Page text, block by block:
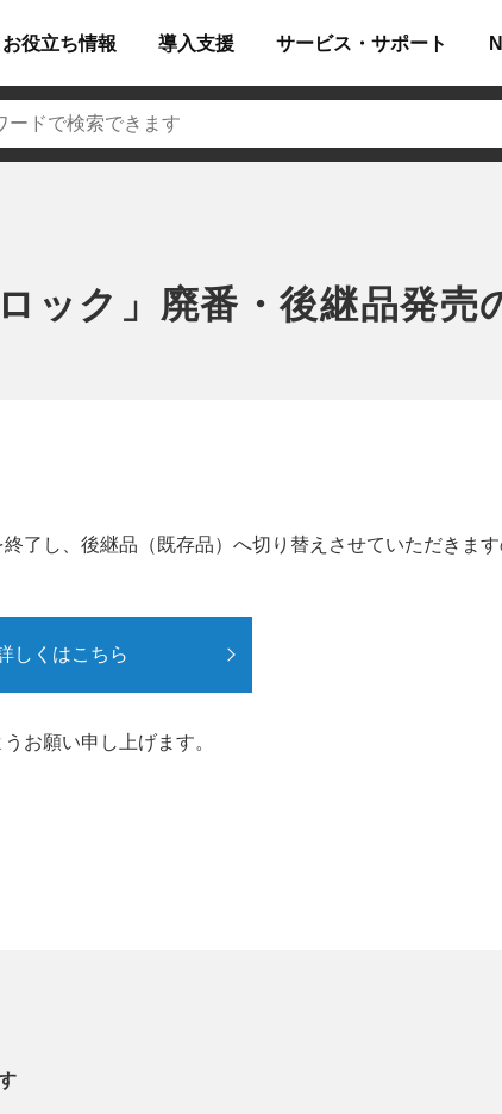
お役立ち情報 導入支援 サービス・ サポート
ック」廃番・後継品発売
了し、後継品（既存品）へ切り替えさせていただきま
しくはこちら
お願い申し上げます。